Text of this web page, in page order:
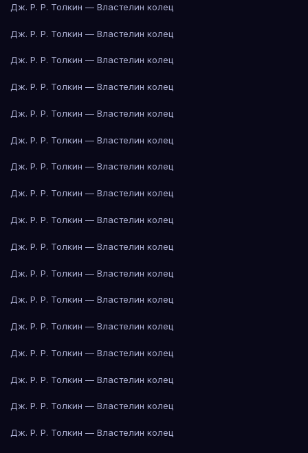
Дж. Р. Р. Толкин — Властелин колец
Дж. Р. Р. Толкин — Властелин колец
Дж. Р. Р. Толкин — Властелин колец
Дж. Р. Р. Толкин — Властелин колец
Дж. Р. Р. Толкин — Властелин колец
Дж. Р. Р. Толкин — Властелин колец
Дж. Р. Р. Толкин — Властелин колец
Дж. Р. Р. Толкин — Властелин колец
Дж. Р. Р. Толкин — Властелин колец
Дж. Р. Р. Толкин — Властелин колец
Дж. Р. Р. Толкин — Властелин колец
Дж. Р. Р. Толкин — Властелин колец
Дж. Р. Р. Толкин — Властелин колец
Дж. Р. Р. Толкин — Властелин колец
Дж. Р. Р. Толкин — Властелин колец
Дж. Р. Р. Толкин — Властелин колец
Дж. Р. Р. Толкин — Властелин колец